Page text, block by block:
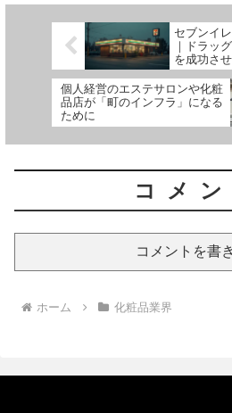
セブンイ
｜ドラッ
を成功さ
個人経営のエステサロンや化粧
品店が「町のインフラ」になる
ために
コメン
コメントを書
ホーム 化粧品業界